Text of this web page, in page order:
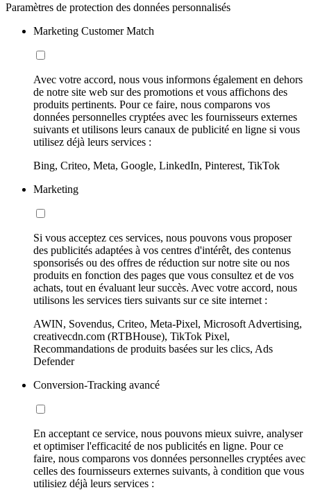
Paramètres de protection des données personnalisés
Marketing Customer Match
Avec votre accord, nous vous informons également en dehors
de notre site web sur des promotions et vous affichons des
produits pertinents. Pour ce faire, nous comparons vos
données personnelles cryptées avec les fournisseurs externes
suivants et utilisons leurs canaux de publicité en ligne si vous
utilisez déjà leurs services :
Bing, Criteo, Meta, Google, LinkedIn, Pinterest, TikTok
Marketing
Si vous acceptez ces services, nous pouvons vous proposer
des publicités adaptées à vos centres d'intérêt, des contenus
sponsorisés ou des offres de réduction sur notre site ou nos
produits en fonction des pages que vous consultez et de vos
achats, tout en évaluant leur succès. Avec votre accord, nous
utilisons les services tiers suivants sur ce site internet :
AWIN, Sovendus, Criteo, Meta-Pixel, Microsoft Advertising,
creativecdn.com (RTBHouse), TikTok Pixel,
Recommandations de produits basées sur les clics, Ads
Defender
Conversion-Tracking avancé
En acceptant ce service, nous pouvons mieux suivre, analyser
et optimiser l'efficacité de nos publicités en ligne. Pour ce
faire, nous comparons vos données personnelles cryptées avec
celles des fournisseurs externes suivants, à condition que vous
utilisiez déjà leurs services :